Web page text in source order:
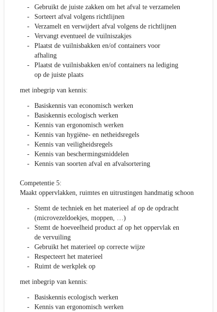
Gebruikt de juiste zakken om het afval te verzamelen
Sorteert afval volgens richtlijnen
Verzamelt en verwijdert afval volgens de richtlijnen
Vervangt eventueel de vuilniszakjes
Plaatst de vuilnisbakken en/of containers voor
afhaling
Plaatst de vuilnisbakken en/of containers na lediging
op de juiste plaats
met inbegrip van kennis:
Basiskennis van economisch werken
Basiskennis ecologisch werken
Kennis van ergonomisch werken
Kennis van hygiëne- en netheidsregels
Kennis van veiligheidsregels
Kennis van beschermingsmiddelen
Kennis van soorten afval en afvalsortering
Competentie 5:
Maakt oppervlakken, ruimtes en uitrustingen handmatig schoon
Stemt de techniek en het materieel af op de opdracht
(microvezeldoekjes, moppen, …)
Stemt de hoeveelheid product af op het oppervlak en
de vervuiling
Gebruikt het materieel op correcte wijze
Respecteert het materieel
Ruimt de werkplek op
met inbegrip van kennis:
Basiskennis ecologisch werken
Kennis van ergonomisch werken